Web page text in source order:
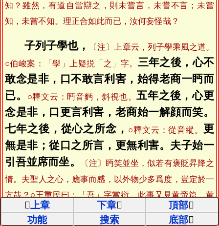
知？雖然，有道自當辯之，則未嘗言，未嘗不言；未嘗
知，未嘗不知。理正合如此而已，汝何妄怪哉？
子列子學也，
〔注〕上章云，列子學乘風之道。
○伯峻案：「學」上疑捝「之」字。 三年之後，心不
敢念是非，口不敢言利害，始得老商一眄而
已。
○釋文云：眄音麪，斜視也。五年之後，心更
念是非，口更言利害，老商始一解顔而笑。
七年之後，從心之所念， ○釋文云：從音縱。更
無是非；從口之所言，更無利害。夫子始一
引吾並席而坐。
〔注〕眄笑並坐，似若有褒貶昇降之
情。夫聖人之心，應事而感，以外物少多爲度，豈定於一
方哉？○王重民曰：「吾」字當衍。此事又見黄帝篇。黄
帝篇爲列子對尹生之言，故可有「吾」字。此篇既改爲作
上章 下章
頂部
功能
搜索 底部